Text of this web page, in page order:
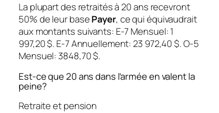
La plupart des retraités à 20 ans recevront
50% de leur basePayer, ce qui équivaudrait
aux montants suivants: E-7 Mensuel: 1
997,20 $. E-7 Annuellement: 23 972,40 $. O-5
Mensuel: 3848,70 $.
Est-ce que 20 ans dans l’armée en valent la
peine?
Retraite et pension